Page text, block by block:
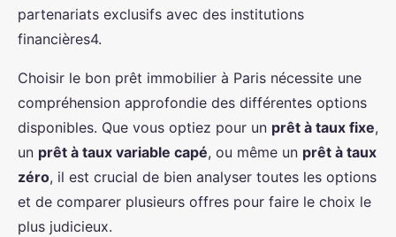
partenariats exclusifs avec des institutions
financières4.
Choisir le bon prêt immobilier à Paris nécessite une
compréhension approfondie des différentes options
disponibles. Que vous optiez pour un prêt à taux fixe,
un prêt à taux variable capé, ou même un prêt à taux
zéro, il est crucial de bien analyser toutes les options
et de comparer plusieurs offres pour faire le choix le
plus judicieux.